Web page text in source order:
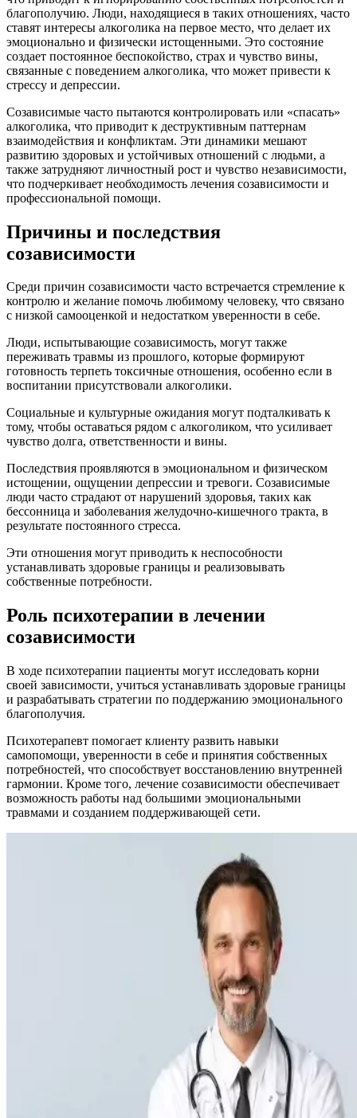
благополучию. Люди, находящиеся в таких отношениях, часто
ставят интересы алкоголика на первое место, что делает их
эмоционально и физически истощенными. Это состояние
создает постоянное беспокойство, страх и чувство вины,
связанные с поведением алкоголика, что может привести к
стрессу и депрессии.
Созависимые часто пытаются контролировать или «спасать»
алкоголика, что приводит к деструктивным паттернам
взаимодействия и конфликтам. Эти динамики мешают
развитию здоровых и устойчивых отношений с людьми, а
также затрудняют личностный рост и чувство независимости,
что подчеркивает необходимость лечения созависимости и
профессиональной помощи.
Причины и последствия
созависимости
Среди причин созависимости часто встречается стремление к
контролю и желание помочь любимому человеку, что связано
с низкой самооценкой и недостатком уверенности в себе.
Люди, испытывающие созависимость, могут также
переживать травмы из прошлого, которые формируют
готовность терпеть токсичные отношения, особенно если в
воспитании присутствовали алкоголики.
Социальные и культурные ожидания могут подталкивать к
тому, чтобы оставаться рядом с алкоголиком, что усиливает
чувство долга, ответственности и вины.
Последствия проявляются в эмоциональном и физическом
истощении, ощущении депрессии и тревоги. Созависимые
люди часто страдают от нарушений здоровья, таких как
бессонница и заболевания желудочно-кишечного тракта, в
результате постоянного стресса.
Эти отношения могут приводить к неспособности
устанавливать здоровые границы и реализовывать
собственные потребности.
Роль психотерапии в лечении
созависимости
В ходе психотерапии пациенты могут исследовать корни
своей зависимости, учиться устанавливать здоровые границы
и разрабатывать стратегии по поддержанию эмоционального
благополучия.
Психотерапевт помогает клиенту развить навыки
самопомощи, уверенности в себе и принятия собственных
потребностей, что способствует восстановлению внутренней
гармонии. Кроме того, лечение созависимости обеспечивает
возможность работы над большими эмоциональными
травмами и созданием поддерживающей сети.